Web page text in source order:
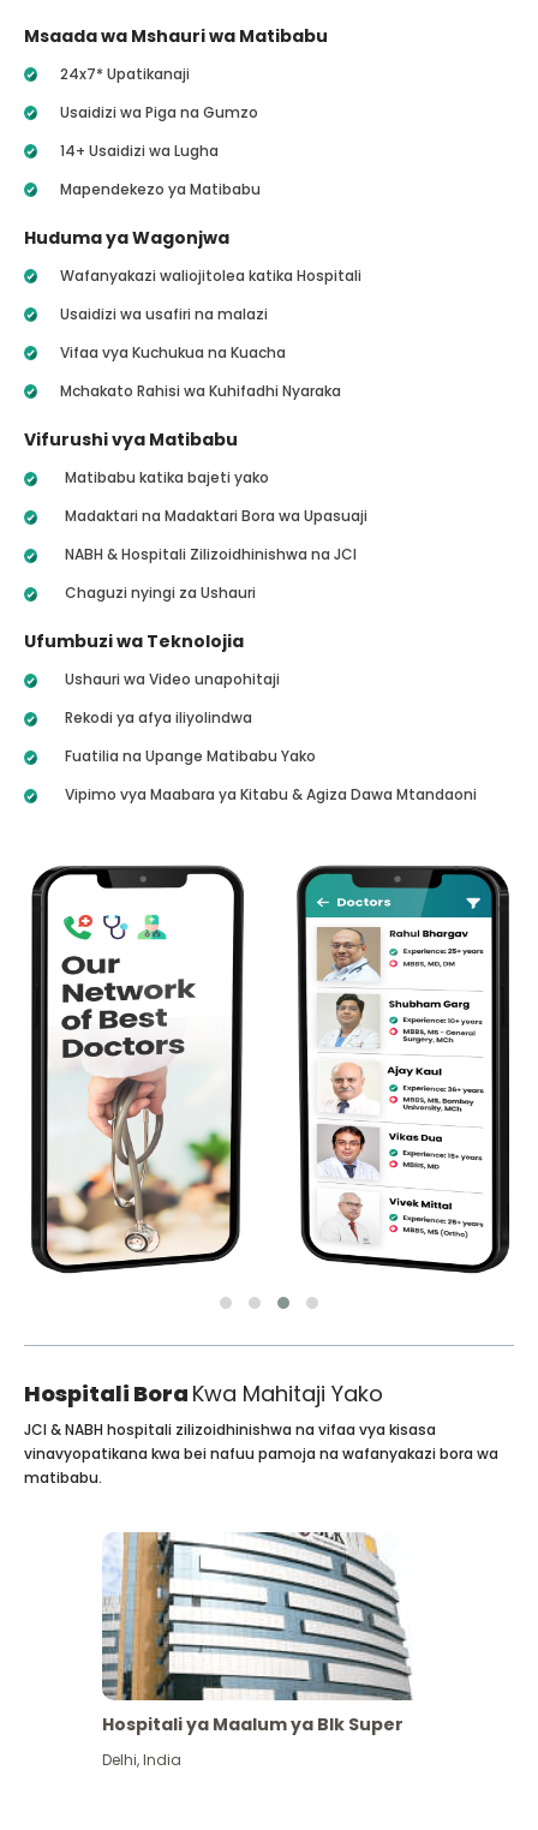
Msaada wa Mshauri wa Matibabu
24x7* Upatikanaji
Usaidizi wa Piga na Gumzo
14+ Usaidizi wa Lugha
Mapendekezo ya Matibabu
Huduma ya Wagonjwa
Wafanyakazi waliojitolea katika Hospitali
Usaidizi wa usafiri na malazi
Vifaa vya Kuchukua na Kuacha
Mchakato Rahisi wa Kuhifadhi Nyaraka
Vifurushi vya Matibabu
Matibabu katika bajeti yako
Madaktari na Madaktari Bora wa Upasuaji
NABH & Hospitali Zilizoidhinishwa na JCI
Chaguzi nyingi za Ushauri
Ufumbuzi wa Teknolojia
Ushauri wa Video unapohitaji
Rekodi ya afya iliyolindwa
Fuatilia na Upange Matibabu Yako
Vipimo vya Maabara ya Kitabu & Agiza Dawa Mtandaoni
Hospitali Bora Kwa Mahitaji Yako
JCI & NABH hospitali zilizoidhinishwa na vifaa vya kisasa
vinavyopatikana kwa bei nafuu pamoja na wafanyakazi bora wa
matibabu.
Hospitali ya Maalum ya Blk Super
Delhi,India